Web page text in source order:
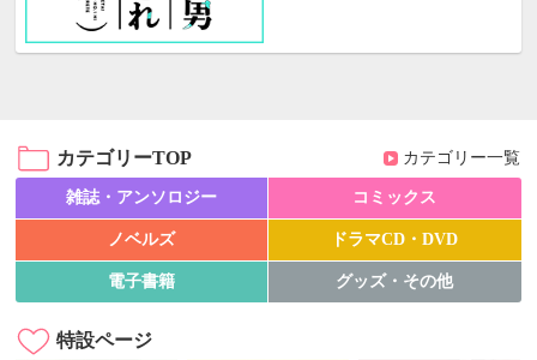
カテゴリーTOP カテゴリー一覧
雑誌・アンソロジー コミックス
ノベルズ ドラマCD・DVD
電子書籍 グッズ・その他
特設ページ